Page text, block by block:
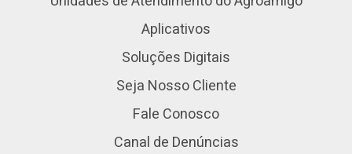
Aplicativos
Soluções Digitais
Seja Nosso Cliente
Fale Conosco
Canal de Denúncias